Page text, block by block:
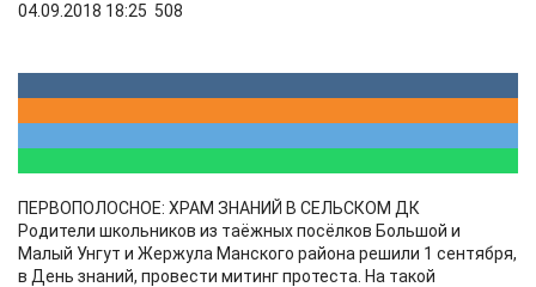
04.09.2018 18:25 508
ПЕРВОПОЛОСНОЕ: ХРАМ ЗНАНИЙ В СЕЛЬСКОМ ДК
Родители школьников из таёжных посёлков Большой и
Малый Унгут и Жержула Манского района решили 1 сентября,
в День знаний, провести митинг протеста. На такой